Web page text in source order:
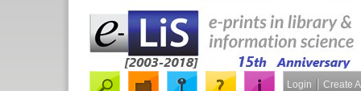
Login Create